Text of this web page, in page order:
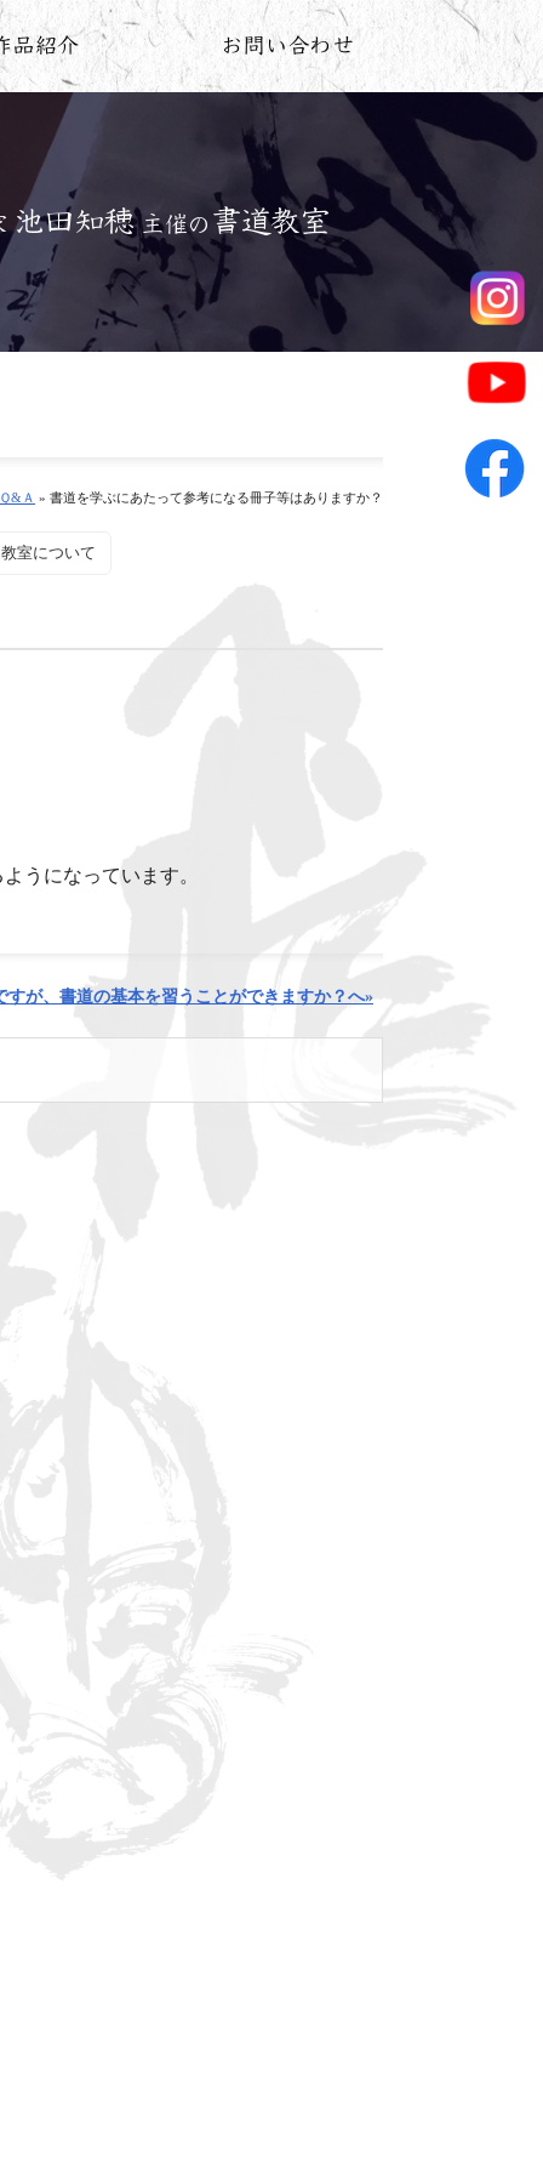
Ｑ&Ａ » 書道を学ぶにあたって参考になる冊子等はありますか？
室について
うになっています。
すが、書道の基本を習うことができますか？へ»